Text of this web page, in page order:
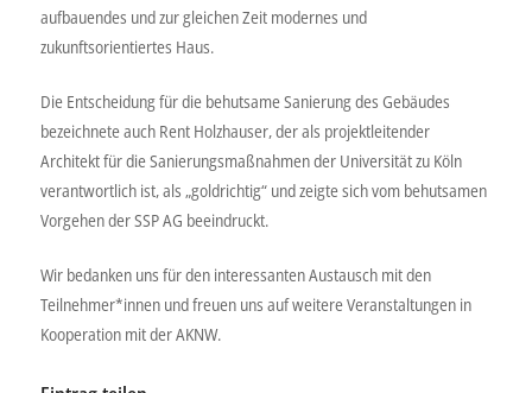
aufbauendes und zur gleichen Zeit modernes und
zukunftsorientiertes Haus.
Die Entscheidung für die behutsame Sanierung des Gebäudes
bezeichnete auch Rent Holzhauser, der als projektleitender
Architekt für die Sanierungsmaßnahmen der Universität zu Köln
verantwortlich ist, als „goldrichtig“ und zeigte sich vom behutsamen
Vorgehen der SSP AG beeindruckt.
Wir bedanken uns für den interessanten Austausch mit den
Teilnehmer*innen und freuen uns auf weitere Veranstaltungen in
Kooperation mit der AKNW.